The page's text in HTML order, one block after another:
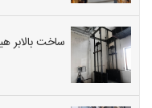
ساخت بالابر